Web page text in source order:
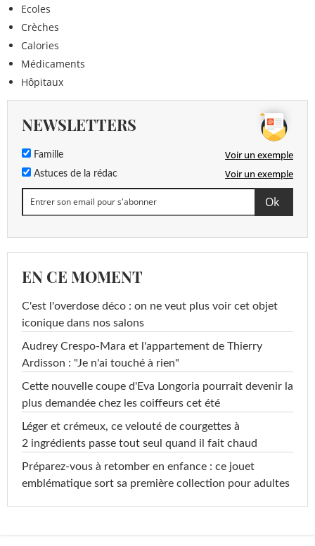
Ecoles
Crèches
Calories
Médicaments
Hôpitaux
NEWSLETTERS
Famille Voir un exemple
Astuces de la rédac Voir un exemple
EN CE MOMENT
C'est l'overdose déco : on ne veut plus voir cet objet
iconique dans nos salons
Audrey Crespo-Mara et l'appartement de Thierry
Ardisson : "Je n'ai touché à rien"
Cette nouvelle coupe d'Eva Longoria pourrait devenir la
plus demandée chez les coiffeurs cet été
Léger et crémeux, ce velouté de courgettes à
2 ingrédients passe tout seul quand il fait chaud
Préparez-vous à retomber en enfance : ce jouet
emblématique sort sa première collection pour adultes